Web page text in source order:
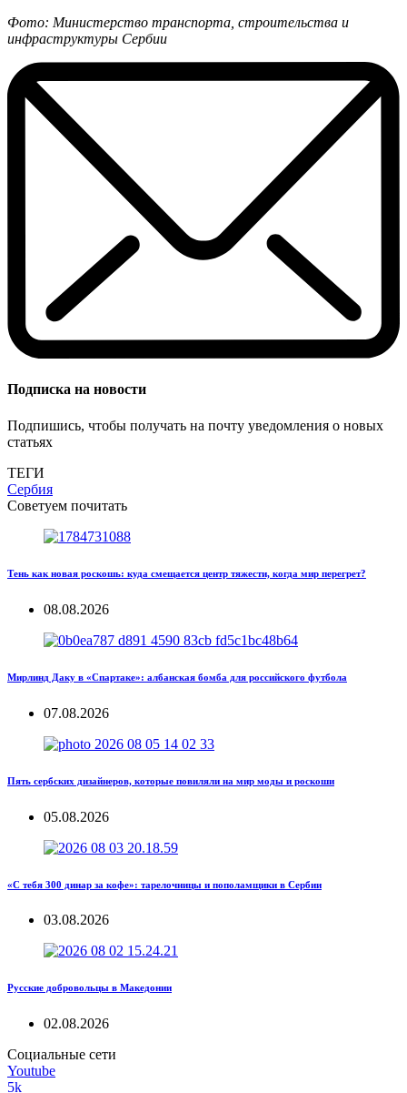
Фото: Министерство транспорта, строительства и
инфраструктуры Сербии
Подписка на новости
Подпишись, чтобы получать на почту уведомления о новых
статьях
ТЕГИ
Сербия
Советуем почитать
Тень как новая роскошь: куда смещается центр тяжести, когда мир перегрет?
08.08.2026
Мирлинд Даку в «Спартаке»: албанская бомба для российского футбола
07.08.2026
Пять сербских дизайнеров, которые повиляли на мир моды и роскоши
05.08.2026
«С тебя 300 динар за кофе»: тарелочницы и пополамщики в Сербии
03.08.2026
Русские добровольцы в Македонии
02.08.2026
Социальные сети
Youtube
5k